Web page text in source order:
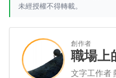
未經授權不得轉載。
創作者
職場上
文字工作者